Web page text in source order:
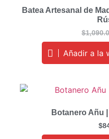
Batea Artesanal de
$
Añadir a la
Botanero Añu
$